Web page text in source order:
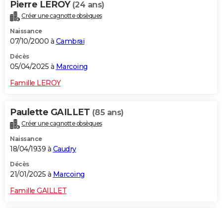
Pierre LEROY (24 ans)
Créer une cagnotte obsèques
Naissance
07/10/2000 à Cambrai
Décès
05/04/2025 à Marcoing
Famille LEROY
Paulette GAILLET (85 ans)
Créer une cagnotte obsèques
Naissance
18/04/1939 à Caudry
Décès
21/01/2025 à Marcoing
Famille GAILLET